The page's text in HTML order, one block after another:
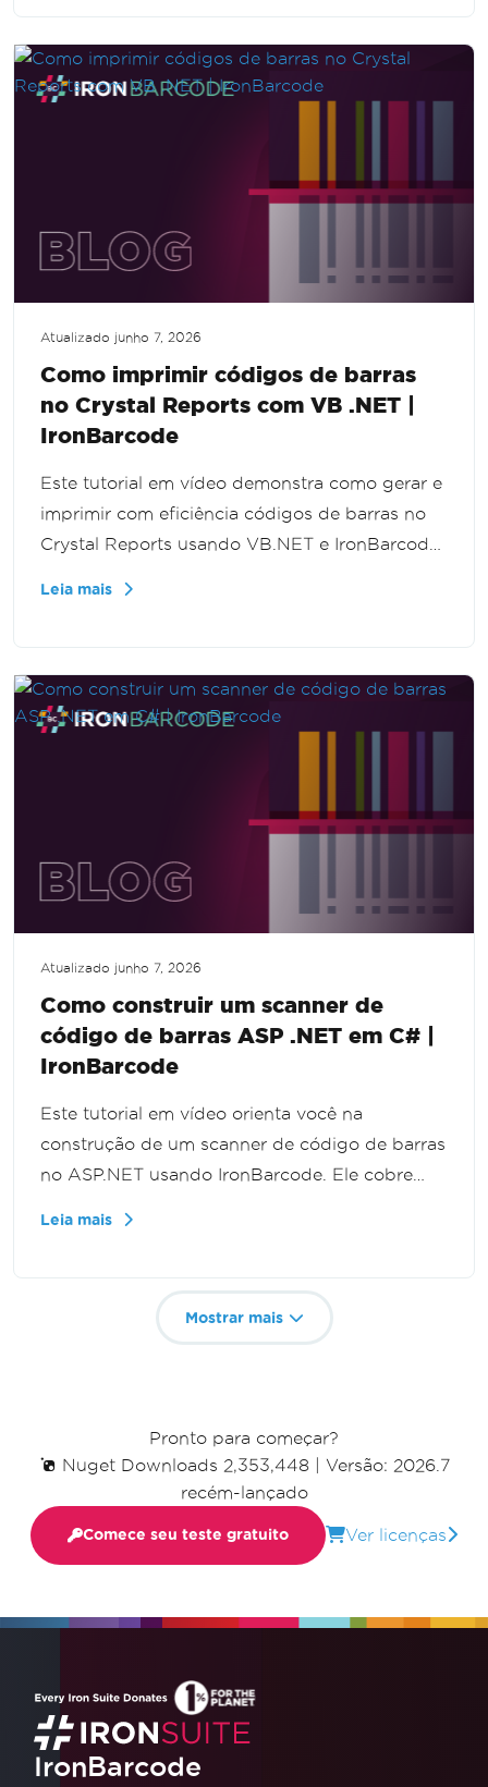
capacidades de geração de códigos de barras
sem esforço.
Atualizado junho 7, 2026
Como imprimir códigos de barras
no Crystal Reports com VB .NET |
IronBarcode
Este tutorial em vídeo demonstra como gerar e
imprimir com eficiência códigos de barras no
Crystal Reports usando VB.NET e IronBarcode.
Leia mais
Atualizado junho 7, 2026
Como construir um scanner de
código de barras ASP .NET em C# |
IronBarcode
Este tutorial em vídeo orienta você na
construção de um scanner de código de barras
no ASP.NET usando IronBarcode. Ele cobre
para dominar esta aplicação útil.
Leia mais
Mostrar mais
Pronto para começar?
Nuget Downloads 2,353,448| Versão: 2026.7
recém-lançado
Comece seu teste gratuito Ver licenças
IronBarcode